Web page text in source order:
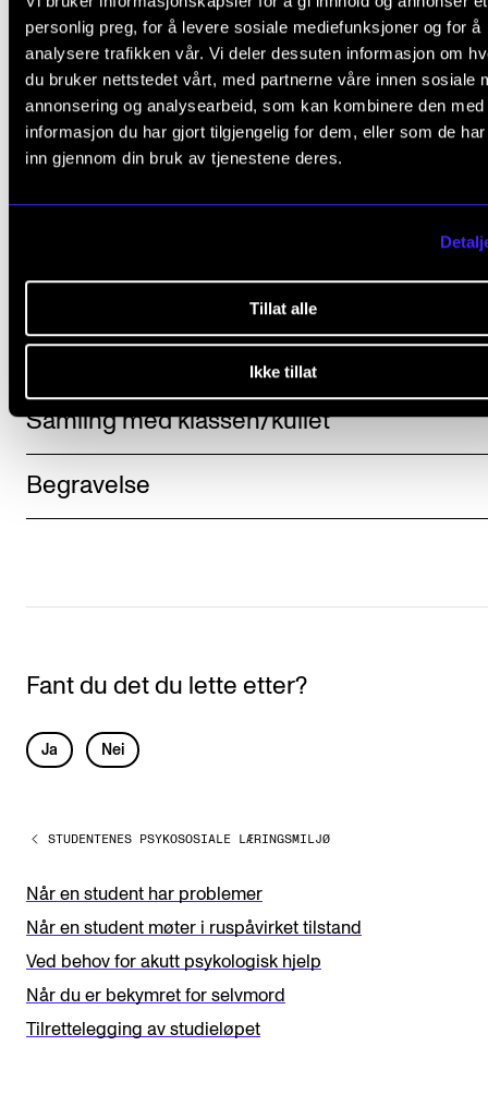
personlig preg, for å levere sosiale mediefunksjoner og for å
analysere trafikken vår. Vi deler dessuten informasjon om
du bruker nettstedet vårt, med partnerne våre innen sosiale
annonsering og analysearbeid, som kan kombinere den med
informasjon du har gjort tilgjengelig for dem, eller som de
inn gjennom din bruk av tjenestene deres.
Tillat alle
Ikke tillat
Når ressursgruppen får dødsbudskapet, får én i
hovedansvaret for den videre oppfølgingen.
blir kontaktet for å bistå i prosessen.
Samling med klassen/kullet
Begravelse
Fant du det du lette etter?
L
e
t
h
i
s
Ja Nei
STUDENTENES PSYKOSOSIALE LÆRINGSMILJØ
Når en student har problemer
Når en student møter i ruspåvirket tilstand
Ved behov for akutt psykologisk hjelp
Når du er bekymret for selvmord
Tilrettelegging av studieløpet